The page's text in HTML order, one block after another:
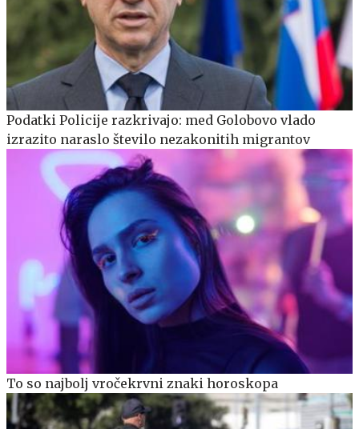
Podatki Policije razkrivajo: med Golobovo vlado
izrazito naraslo število nezakonitih migrantov
To so najbolj vročekrvni znaki horoskopa